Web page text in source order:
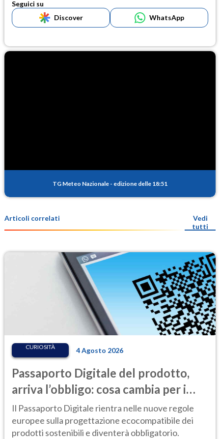
Seguici su
Discover
WhatsApp
TG Meteo Nazionale - edizione delle 18:51
Articoli correlati
Vedi
tutti
CURIOSITÀ 4 Agosto 2026
Passaporto Digitale del prodotto,
arriva l’obbligo: cosa cambia per i
consumatori, dalle batterie
all’abbigliamento
Il Passaporto Digitale rientra nelle nuove regole
europee sulla progettazione ecocompatibile dei
prodotti sostenibili e diventerà obbligatorio.